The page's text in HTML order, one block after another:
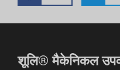
शूलि® मैकेनिकल